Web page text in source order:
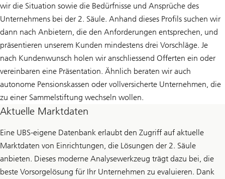
wir die Situation sowie die Bedürfnisse und Ansprüche des
Unternehmens bei der 2. Säule. Anhand dieses Profils suchen wir
dann nach Anbietern, die den Anforderungen entsprechen, und
präsentieren unserem Kunden mindestens drei Vorschläge. Je
nach Kundenwunsch holen wir anschliessend Offerten ein oder
vereinbaren eine Präsentation. Ähnlich beraten wir auch
autonome Pensionskassen oder vollversicherte Unternehmen, die
zu einer Sammelstiftung wechseln wollen.
Aktuelle Marktdaten
Eine UBS-eigene Datenbank erlaubt den Zugriff auf aktuelle
Marktdaten von Einrichtungen, die Lösungen der 2. Säule
anbieten. Dieses moderne Analysewerkzeug trägt dazu bei, die
beste Vorsorgelösung für Ihr Unternehmen zu evaluieren. Dank